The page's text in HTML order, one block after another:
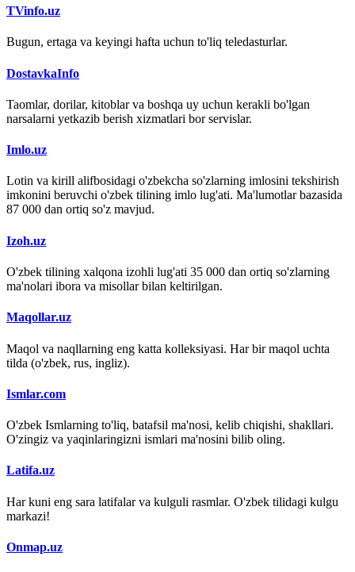
TVinfo.uz
Bugun, ertaga va keyingi hafta uchun to'liq teledasturlar.
DostavkaInfo
Taomlar, dorilar, kitoblar va boshqa uy uchun kerakli bo'lgan
narsalarni yetkazib berish xizmatlari bor servislar.
Imlo.uz
Lotin va kirill alifbosidagi o'zbekcha so'zlarning imlosini tekshirish
imkonini beruvchi o'zbek tilining imlo lug'ati. Ma'lumotlar bazasida
87 000 dan ortiq so'z mavjud.
Izoh.uz
O'zbek tilining xalqona izohli lug'ati 35 000 dan ortiq so'zlarning
ma'nolari ibora va misollar bilan keltirilgan.
Maqollar.uz
Maqol va naqllarning eng katta kolleksiyasi. Har bir maqol uchta
tilda (o'zbek, rus, ingliz).
Ismlar.com
O'zbek Ismlarning to'liq, batafsil ma'nosi, kelib chiqishi, shakllari.
O'zingiz va yaqinlaringizni ismlari ma'nosini bilib oling.
Latifa.uz
Har kuni eng sara latifalar va kulguli rasmlar. O'zbek tilidagi kulgu
markazi!
Onmap.uz